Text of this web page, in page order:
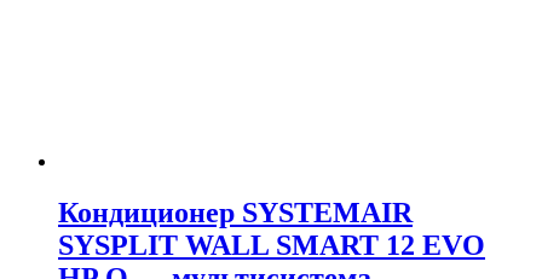
Кондиционер SYSTEMAIR
SYSPLIT WALL SMART 12 EVO